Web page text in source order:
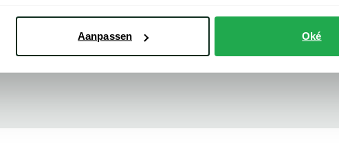
Aanpassen Oké
donkerblauw